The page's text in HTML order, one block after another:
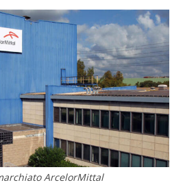
ArcelorMittal